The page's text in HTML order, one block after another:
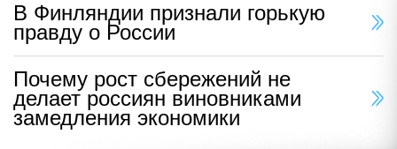
В Финляндии признали горькую
правду о России
Почему рост сбережений не
делает россиян виновниками
замедления экономики